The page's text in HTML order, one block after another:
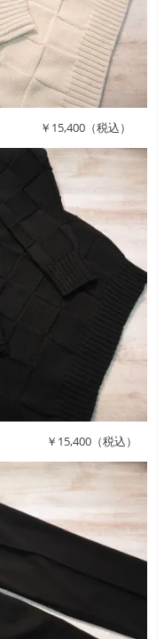
￥15,400（税込）
￥15,400（税込）